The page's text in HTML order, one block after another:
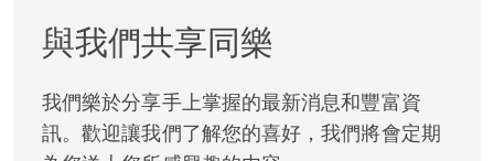
引領您從糾紛走到解決
不管您是提出還是為索賠辯護，都可以用不同方式解決
與我們共享同樂
我們樂於分享手上掌握的最新消息和豐富資
訊。歡迎讓我們了解您的喜好，我們將會定期